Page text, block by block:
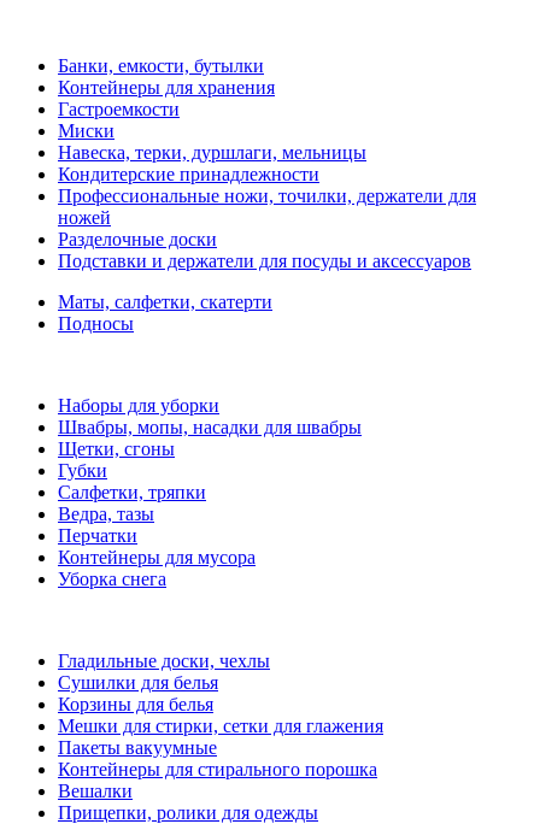
Банки, емкости, бутылки
Контейнеры для хранения
Гастроемкости
Миски
Навеска, терки, дуршлаги, мельницы
Кондитерские принадлежности
Профессиональные ножи, точилки, держатели для
ножей
Разделочные доски
Подставки и держатели для посуды и аксессуаров
Маты, салфетки, скатерти
Подносы
Наборы для уборки
Швабры, мопы, насадки для швабры
Щетки, сгоны
Губки
Салфетки, тряпки
Ведра, тазы
Перчатки
Контейнеры для мусора
Уборка снега
Гладильные доски, чехлы
Сушилки для белья
Корзины для белья
Мешки для стирки, сетки для глажения
Пакеты вакуумные
Контейнеры для стирального порошка
Вешалки
Прищепки, ролики для одежды